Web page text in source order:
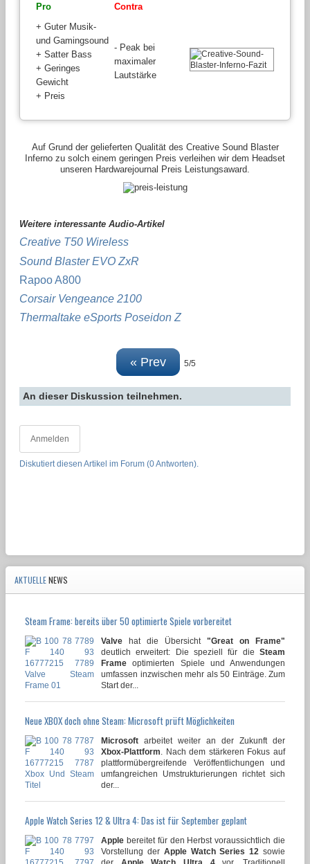
Pro
Contra
+ Guter Musik-
und Gamingsound
+ Satter Bass
+ Geringes
Gewicht
+ Preis
- Peak bei
maximaler
Lautstärke
Auf Grund der gelieferten Qualität des Creative Sound Blaster
Inferno zu solch einem geringen Preis verleihen wir dem Headset
unseren Hardwarejournal Preis Leistungsaward.
Weitere interessante Audio-Artikel
Creative T50 Wireless
Sound Blaster EVO ZxR
Rapoo A800
Corsair Vengeance 2100
Thermaltake eSports Poseidon Z
« Prev 5/5
An dieser Diskussion teilnehmen.
Anmelden
Diskutiert diesen Artikel im Forum (0 Antworten).
AKTUELLENEWS
Steam Frame: bereits über 50 optimierte Spiele vorbereitet
Valve hat die Übersicht "Great on Frame"
deutlich erweitert: Die speziell für die Steam
Frame optimierten Spiele und Anwendungen
umfassen inzwischen mehr als 50 Einträge. Zum
Start der...
Neue XBOX doch ohne Steam: Microsoft prüft Möglichkeiten
Microsoft arbeitet weiter an der Zukunft der
Xbox-Plattform . Nach dem stärkeren Fokus auf
plattformübergreifende Veröffentlichungen und
umfangreichen Umstrukturierungen richtet sich
der...
Apple Watch Series 12 & Ultra 4: Das ist für September geplant
Apple bereitet für den Herbst voraussichtlich die
Vorstellung der Apple Watch Series 12 sowie